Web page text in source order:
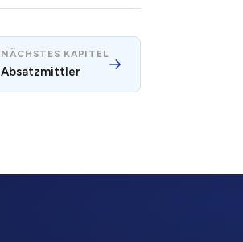
NÄCHSTES KAPITEL
Absatzmittler →